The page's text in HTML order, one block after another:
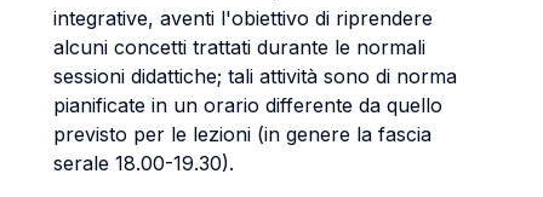
integrative, aventi l'obiettivo di riprendere
alcuni concetti trattati durante le normali
sessioni didattiche; tali attività sono di norma
pianificate in un orario differente da quello
previsto per le lezioni (in genere la fascia
serale 18.00-19.30).